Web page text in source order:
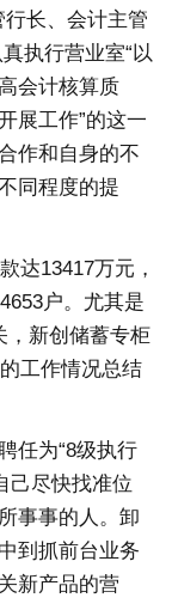
长、会计主管
执行营业室“以
会计核算质
展工作”的这一
作和自身的不
同程度的提
达13417万元，
户。尤其是
，新创储蓄专柜
工作情况总结
任为“8级执行
己尽快找准位
事事的人。卸
到抓前台业务
新产品的营